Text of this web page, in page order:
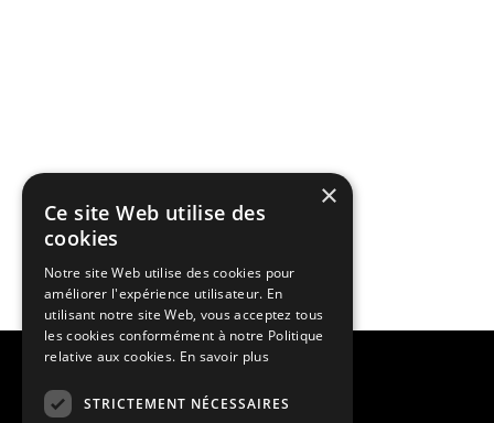
×
Ce site Web utilise des
cookies
Notre site Web utilise des cookies pour
améliorer l'expérience utilisateur. En
utilisant notre site Web, vous acceptez tous
les cookies conformément à notre Politique
relative aux cookies. En savoir plus
STRICTEMENT NÉCESSAIRES